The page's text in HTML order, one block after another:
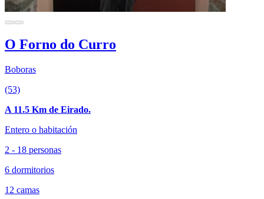
O Forno do Curro
Boboras
(53)
A 11.5 Km de Eirado.
Entero o habitación
2 - 18 personas
6 dormitorios
12 camas